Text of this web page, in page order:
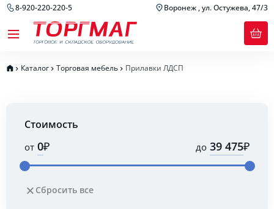
8-920-220-220-5 Воронеж , ул. Остужева, 47/3
Каталог Торговая мебель Прилавки ЛДСП
Стоимость
от ₽ до ₽
Сбросить все